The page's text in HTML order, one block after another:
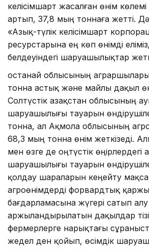
келісімшарт жасалған өнім
артып, 37,8 мың тоннаға жетті.
«Азық-түлік келісімшарт
ресурстарына ең көп өнімді
белдеуіндегі шаруашылықтар
Қостанай облысының
тонна астық және майлы дақыл
Солтүстік Қазақстан облысының
шаруашылығы тауарын
тонна, ал Ақмола облысының
68,3 мың тонна өнім жеткізеді.
мен өзге де оңтүстік өңірлердегі
шаруашылығы тауарын
қолдау шараларын кеңейту
агроөнімдерді форвардтық
бағдарламасына жүгері сатып алу
Қаржыландырылатын дақылдар
фермерлерге нарықтағы
жедел ден қойып, өсімдік